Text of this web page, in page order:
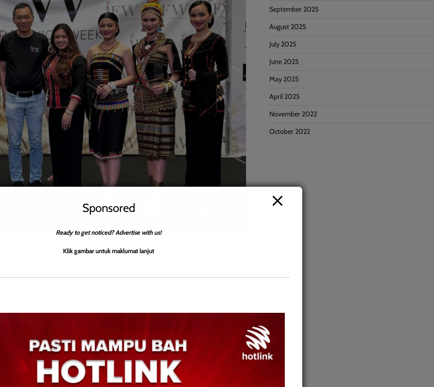
(UNK2024 KDCA Putrajaya), Emelka Ryner (UNK2025 KDCA Putrajaya),
Pageant), Ivy Lojitan (Chairperson KDCA Women’s Council Malaya),
Elegen Malaysia 2018 and Former Miss Malaysia Kebaya Ambassador),
Model Tolumis Busana Etnik KDCA Women’s Council Malaya 2026)
Pinang), Allvera Azerra Jaunik (UNK2024 KDCA Putrajaya), Emelka
Melaka), Mertinih Joklis (Ratu Elegen Malaysia 2018) serta Eviette
Stage bukan sekadar persembahan busana, sebaliknya menjadi
naratif serantau berasaskan keaslian dan kepelbagaian warisan.
September 2025
August 2025
July 2025
June 2025
May 2025
April 2025
November 2022
October 2022
Sponsored
Ready to get noticed? Advertise with us!
Klik gambar untuk maklumat lanjut